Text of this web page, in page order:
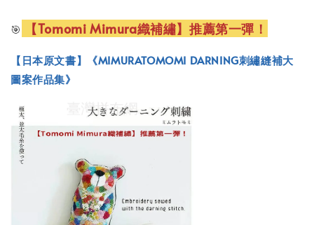
🎯 【Tomomi Mimura織補繡】推薦第一彈！
【日本原文書】《MIMURATOMOMI DARNING刺繡縫補大
圖案作品集》